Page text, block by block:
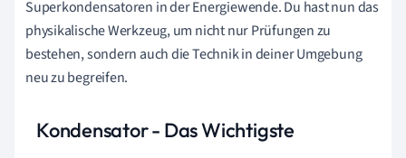
Superkondensatoren in der Energiewende. Du hast nun das
physikalische Werkzeug, um nicht nur Prüfungen zu
bestehen, sondern auch die Technik in deiner Umgebung
neu zu begreifen.
Kondensator - Das Wichtigste